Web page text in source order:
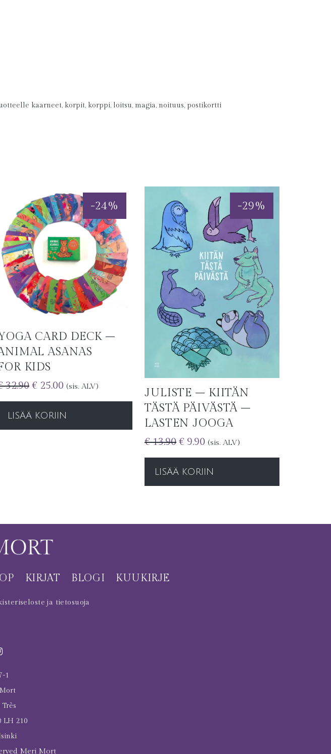
kaarneet, korpit, korppi, loitsu, magia, noituus, postikortti
-24%
CARD DECK –
ASANAS
KIDS
32.90 € 25.00 (sis. ALV)
LISÄÄ KORIIN
-29%
JULISTE – KIITÄN
TÄSTÄ PÄIVÄSTÄ –
LASTEN JOOGA
€13.90 € 9.90 (sis. ALV)
LISÄÄ KORIIN
KIRJAT BLOGI KUUKIRJE
ja tietosuoja
1
LH 210
Meri Mort